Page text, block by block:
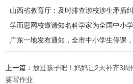
山西省教育厅：及时排查涉校涉生矛盾
学而思网校邀请知名科学家为全国中小
广东一地发布通知，全市中小学生停课
上一篇： 放过孩子吧！妈妈让2天补齐3
要写作业